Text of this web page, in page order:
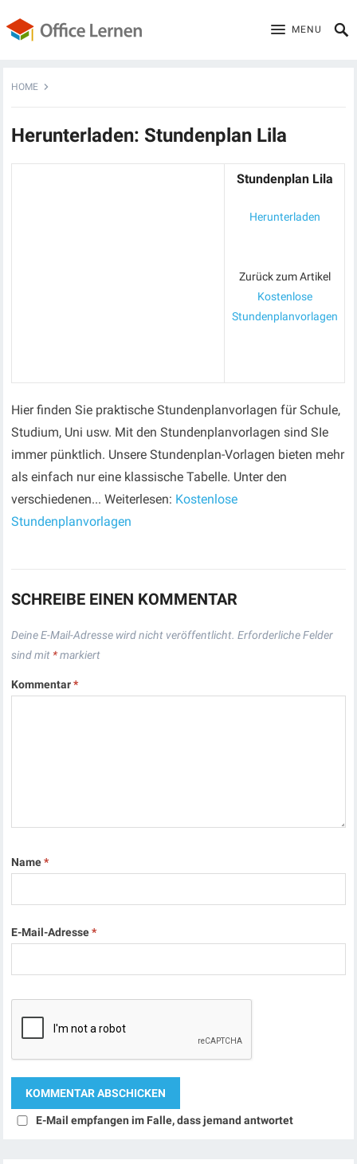
MENU
HOME
Herunterladen: Stundenplan Lila
Stundenplan Lila
Herunterladen
Zurück zum Artikel
Kostenlose
Stundenplanvorlagen
Hier finden Sie praktische Stundenplanvorlagen für Schule,
Studium, Uni usw. Mit den Stundenplanvorlagen sind SIe
immer pünktlich. Unsere Stundenplan-Vorlagen bieten mehr
als einfach nur eine klassische Tabelle. Unter den
verschiedenen... Weiterlesen: Kostenlose
Stundenplanvorlagen
SCHREIBE EINEN KOMMENTAR
Deine E-Mail-Adresse wird nicht veröffentlicht. Erforderliche Felder
sind mit *markiert
Kommentar*
Name*
E-Mail-Adresse*
E-Mail empfangen im Falle, dass jemand antwortet